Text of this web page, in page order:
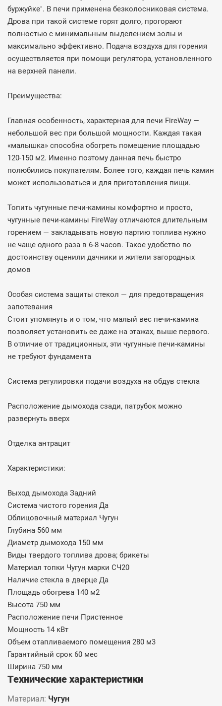
буржуйке". В печи применена безколосниковая система.
Дрова при такой системе горят долго, прогорают
полностью с минимальным выделением золы и
максимально эффективно. Подача воздуха для горения
осуществляется при помощи регулятора, установленного
на верхней панели.
Преимущества:
Главная особенность, характерная для печи FireWay —
небольшой вес при большой мощности. Каждая такая
«малышка» способна обогреть помещение площадью
120-150 м2. Именно поэтому данная печь быстро
полюбились покупателям. Более того, каждая печь камин
может использоваться и для приготовления пищи.
Топить чугунные печи-камины комфортно и просто,
чугунные печи-камины FireWay отличаются длительным
горением — закладывать новую партию топлива нужно
не чаще одного раза в 6-8 часов. Такое удобство по
достоинству оценили дачники и жители загородных
домов
Особая система защиты стекол — для предотвращения
запотевания
Стоит упомянуть и о том, что малый вес печи-камина
позволяет установить ее даже на этажах, выше первого.
В отличие от традиционных, эти чугунные печи-камины
не требуют фундамента
Система регулировки подачи воздуха на обдув стекла
Расположение дымохода сзади, патрубок можно
развернуть вверх
Отделка антрацит
Характеристики:
Выход дымохода Задний
Система чистого горения Да
Облицовочный материал Чугун
Глубина 560 мм
Диаметр дымохода 150 мм
Виды твердого топлива дрова; брикеты
Материал топки Чугун марки СЧ20
Наличие стекла в дверце Да
Площадь обогрева 140 м2
Высота 750 мм
Расположение печи Пристенное
Мощность 14 кВт
Объем отапливаемого помещения 280 м3
Гарантийный срок 60 мес
Ширина 750 мм
Технические характеристики
Материал: Чугун